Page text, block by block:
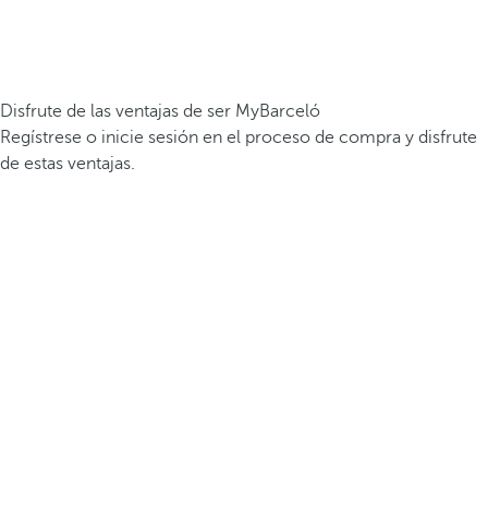
Disfrute de las ventajas de ser MyBarceló
Regístrese o inicie sesión en el proceso de compra y disfrute
de estas ventajas.